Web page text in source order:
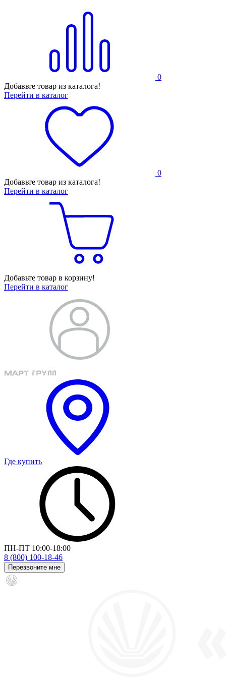
0
Добавьте товар из каталога!
Перейти в каталог
0
Добавьте товар из каталога!
Перейти в каталог
Добавьте товар в корзину!
Перейти в каталог
Где купить
ПН-ПТ 10:00-18:00
8 (800) 100-18-46
Перезвоните мне